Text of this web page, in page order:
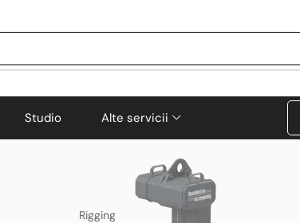
Studio Alte servicii
Rigging